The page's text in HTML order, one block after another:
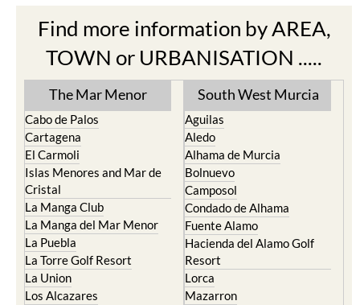
Find more information by AREA,
TOWN or URBANISATION .....
The Mar Menor
Cabo de Palos
Cartagena
El Carmoli
Islas Menores and Mar de
Cristal
La Manga Club
La Manga del Mar Menor
La Puebla
La Torre Golf Resort
La Union
Los Alcazares
South West Murcia
Aguilas
Aledo
Alhama de Murcia
Bolnuevo
Camposol
Condado de Alhama
Fuente Alamo
Hacienda del Alamo Golf
Resort
Lorca
Mazarron